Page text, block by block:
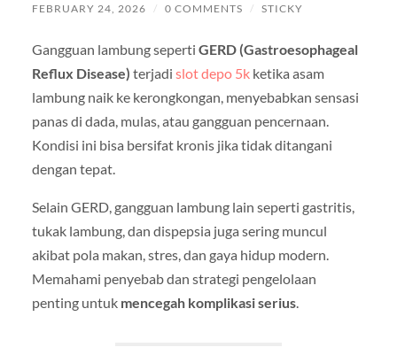
FEBRUARY 24, 2026 / 0 COMMENTS / STICKY
Gangguan lambung seperti GERD (Gastroesophageal
Reflux Disease) terjadi slot depo 5kketika asam
lambung naik ke kerongkongan, menyebabkan sensasi
panas di dada, mulas, atau gangguan pencernaan.
Kondisi ini bisa bersifat kronis jika tidak ditangani
dengan tepat.
Selain GERD, gangguan lambung lain seperti gastritis,
tukak lambung, dan dispepsia juga sering muncul
akibat pola makan, stres, dan gaya hidup modern.
Memahami penyebab dan strategi pengelolaan
penting untuk mencegah komplikasi serius.